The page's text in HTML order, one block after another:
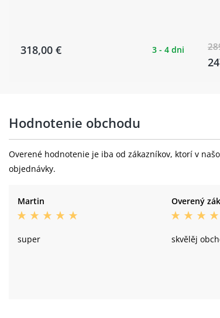
318,00 € 3 - 4 dni
Hodnotenie obchodu
Overené hodnotenie je iba od zákazníkov, ktorí v
objednávky.
Martin
super
Overený
skvělěj